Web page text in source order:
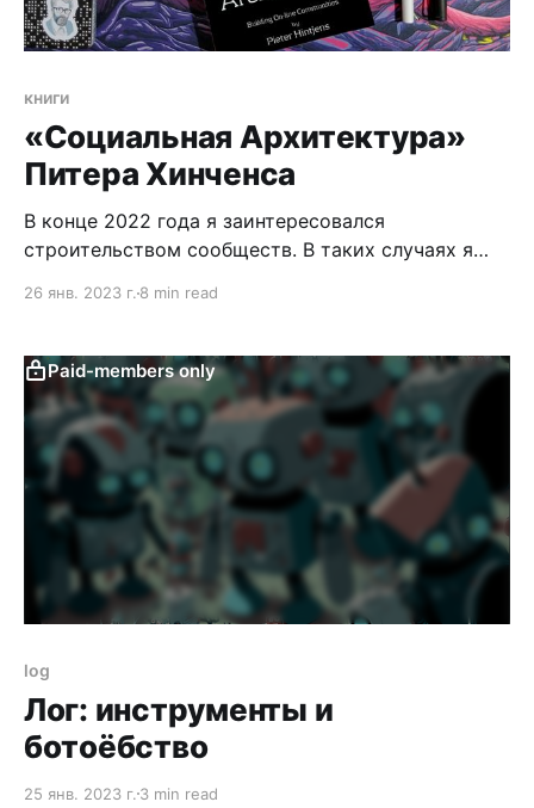
книги
«Социальная Архитектура»
Питера Хинченса
В конце 2022 года я заинтересовался
строительством сообществ. В таких случаях я
26 янв. 2023 г. 8 min read
Paid-members only
log
Лог: инструменты и
ботоёбство
25 янв. 2023 г. 3 min read